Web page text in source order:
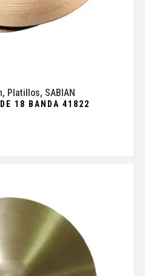
, Platillos, SABIAN
18 BANDA 41822